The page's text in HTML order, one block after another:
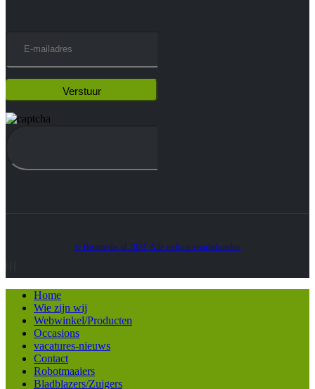
© Heatmedia.nl 2024. Alle rechten voorbehouden
Home
Wie zijn wij
Webwinkel/Producten
Occasions
vacatures-nieuws
Contact
Robotmaaiers
Bladblazers/Zuigers